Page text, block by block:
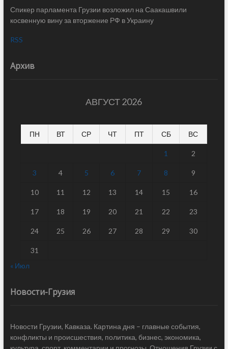
Спикер парламента Грузии возложил на Саакашвили
косвенную вину за вторжение РФ в Украину
RSS
Архив
АВГУСТ 2026
ПН ВТ СР ЧТ ПТ СБ ВС
1 2
3 4 5 6 7 8 9
10 11 12 13 14 15 16
17 18 19 20 21 22 23
24 25 26 27 28 29 30
31
« Июл
Новости-Грузия
Новости Грузии, Кавказа. Картина дня – главные события,
конфликты и происшествия, политика, бизнес, экономика,